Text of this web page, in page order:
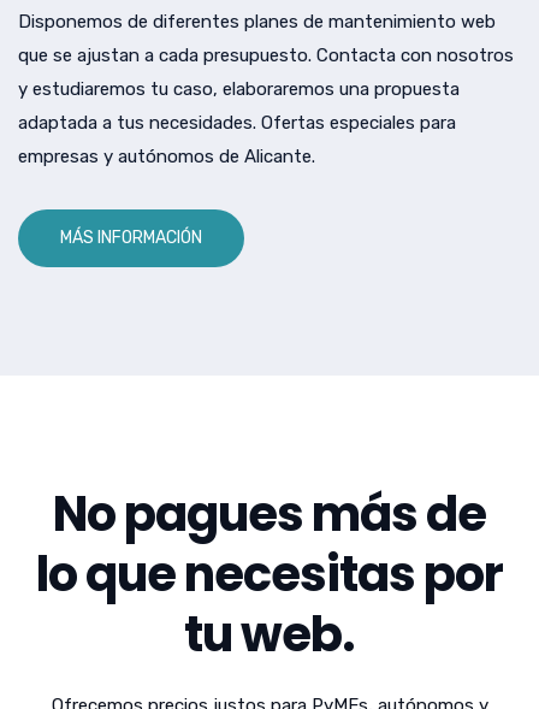
Disponemos de diferentes planes de mantenimiento web
que se ajustan a cada presupuesto. Contacta con nosotros
y estudiaremos tu caso, elaboraremos una propuesta
adaptada a tus necesidades. Ofertas especiales para
empresas y autónomos de Alicante.
MÁS INFORMACIÓN
No pagues más de
lo que necesitas por
tu web.